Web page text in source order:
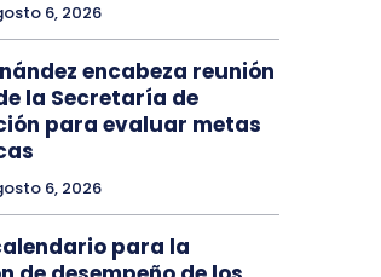
6, 2026
encabeza reunión
la Secretaría de
para evaluar metas
6, 2026
para la